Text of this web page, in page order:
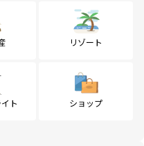
リゾート
ト ショップ